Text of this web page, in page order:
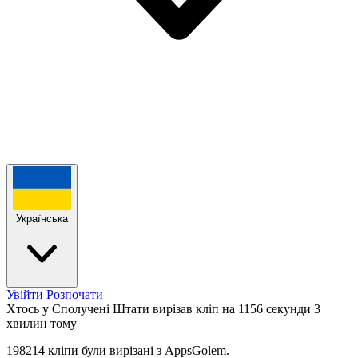
Українська
Увійти Розпочати
Хтось у Сполучені Штати вирізав кліп на 1156 секунди 3
хвилин тому
198214 кліпи були вирізані з AppsGolem.